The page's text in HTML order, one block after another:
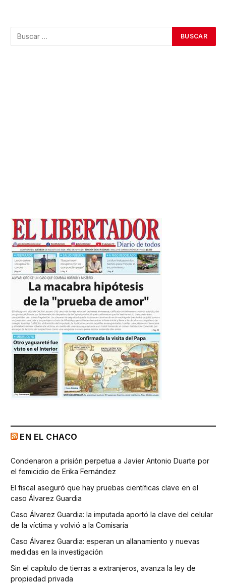
EN EL CHACO
Condenaron a prisión perpetua a Javier Antonio Duarte por
el femicidio de Erika Fernández
El fiscal aseguró que hay pruebas científicas clave en el
caso Álvarez Guardia
Caso Álvarez Guardia: la imputada aportó la clave del celular
de la víctima y volvió a la Comisaría
Caso Álvarez Guardia: esperan un allanamiento y nuevas
medidas en la investigación
Sin el capítulo de tierras a extranjeros, avanza la ley de
propiedad privada